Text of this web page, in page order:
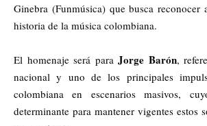
Ginebra (Funmúsica) que busca reconocer
historia de la música colombiana.
El homenaje será paraJorge Barón,
nacional y uno de los principales
colombiana en escenarios masivos,
determinante para mantener vigentes estos